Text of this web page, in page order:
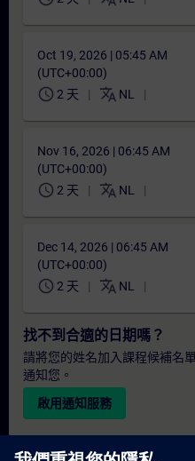
Oct 19, 2026 | 05:45 AM
(UTC+00:00)
schedule 2 天 translate NL
Nov 16, 2026 | 06:45 AM
(UTC+00:00)
schedule 2 天 translate NL
Dec 14, 2026 | 06:45 AM
(UTC+00:00)
schedule 2 天 translate NL
找不到合適的日期嗎？
請將您的姓名加入課程候補名
通知您。
啟用通知服務